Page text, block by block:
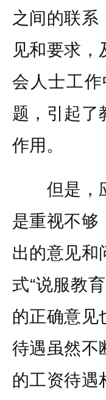
之间的联系
见和要求
会人士工
题，引起了
作用。
但是，应
是重视不够
出的意见和
式“说服教
的正确意见
待遇虽然不
的工资待遇